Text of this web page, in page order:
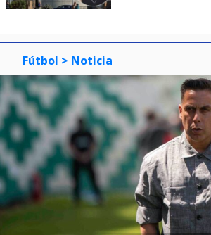
Fútbol > Noticia